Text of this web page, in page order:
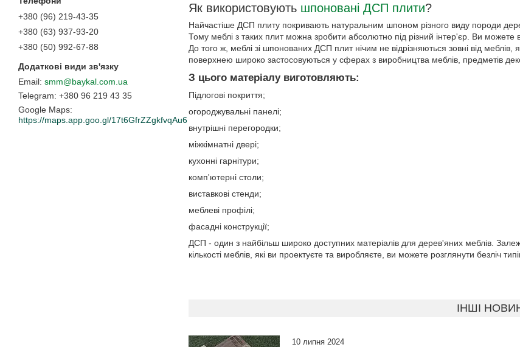
+380 (96) 219-43-35
+380 (63) 937-93-20
+380 (50) 992-67-88
smm@baykal.com.ua
+380 96 219 43 35
Google Maps
https://maps.app.goo.gl/17t6GfrZZgkfvqAu6
Як використовують шпоновані ДСП плити?
Найчастіше ДСП плиту покривають натуральним шпоном різного виду породи
Тому меблі з таких плит можна зробити абсолютно під різний інтер'єр. Ви можете
До того ж, меблі зі шпонованих ДСП плит нічим не відрізняються зовні від
поверхнею широко застосовуються у сферах з виробництва меблів, предметів
З цього матеріалу виготовляють:
Підлогові покриття;
огороджувальні панелі;
внутрішні перегородки;
міжкімнатні двері;
кухонні гарнітури;
комп'ютерні столи;
виставкові стенди;
меблеві профілі;
фасадні конструкції;
ДСП - один з найбільш широко доступних матеріалів для дерев'яних меблів.
кількості меблів, які ви проектуєте та виробляєте, ви можете розглянути безліч
ІНШІ
10 липня 2024